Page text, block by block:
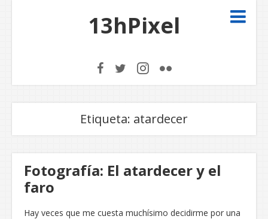
13hPixel
Etiqueta: atardecer
Fotografía: El atardecer y el
faro
Hay veces que me cuesta muchísimo decidirme por una